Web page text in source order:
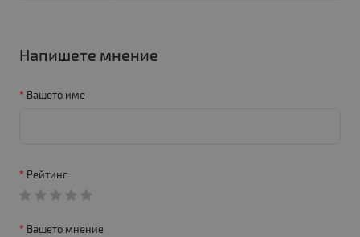
Напишете мнение
Вашето име
Рейтинг
Вашето мнение